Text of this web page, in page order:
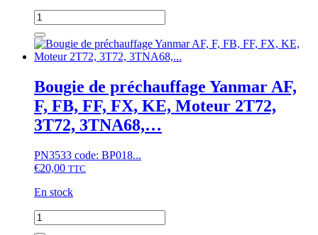
quantité
de
Filtre
à
Yanmar
AF,
F,
EF,
KE,
FX,
YM,
Yanmar
Bougie de préchauffage Yanmar AF,
F, FB, FF, FX, KE, Moteur 2T72,
3T72, 3TNA68,…
PN3533 code: BP018...
€20,00 TTC
En stock
quantité
de